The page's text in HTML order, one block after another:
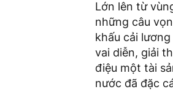
Lớn lên từ
những câu
khấu cải
vai diễn, giải
điệu một tài
nước đã đặc